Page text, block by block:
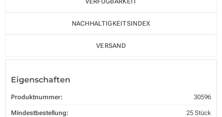
NACHHALTIGKEITSINDEX
VERSAND
Eigenschaften
Produktnummer: 30596
Mindestbestellung: 25 Stück